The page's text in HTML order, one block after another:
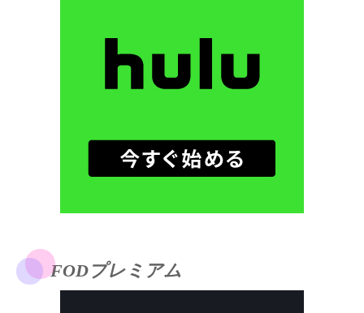
FODプレミアム